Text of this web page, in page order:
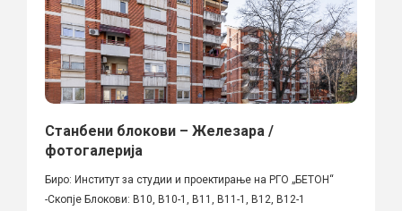
Станбени блокови – Железара /
фотогалерија
Биро: Институт за студии и проектирање на РГО „БЕТОН“
-Скопје Блокови: В10, В10-1, В11, В11-1, В12, В12-1